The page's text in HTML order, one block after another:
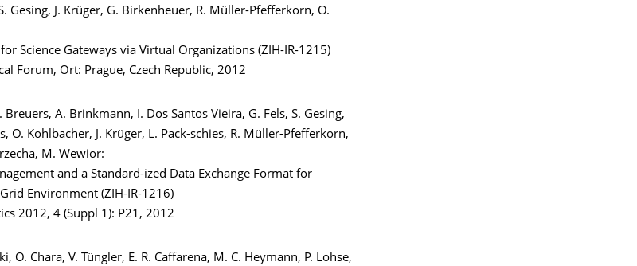
Gesing, J. Krüger, G. Birkenheuer, R. Müller-Pfefferkorn, O.
Science Gateways via Virtual Organizations (ZIH-IR-1215)
Forum, Ort: Prague, Czech Republic, 2012
A. Brinkmann, I. Dos Santos Vieira, G. Fels, S. Gesing,
O. Kohlbacher, J. Krüger, L. Pack-schies, R. Müller-Pfefferkorn,
M. Wewior:
and a Standard-ized Data Exchange Format for
Environment (ZIH-IR-1216)
2012, 4 (Suppl 1): P21, 2012
O. Chara, V. Tüngler, E. R. Caffarena, M. C. Heymann, P. Lohse,